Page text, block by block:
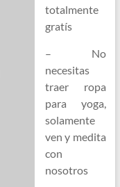
totalmente
gratís
– No
necesitas
traer ropa
para yoga,
solamente
ven y medita
con
nosotros